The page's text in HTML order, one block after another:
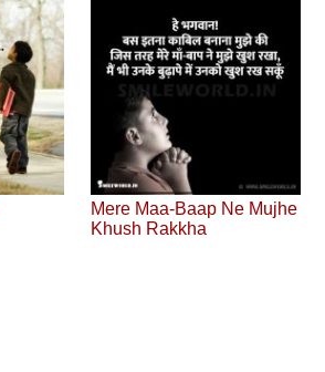
Mere Maa-Baap Ne Mujhe
Khush Rakkha